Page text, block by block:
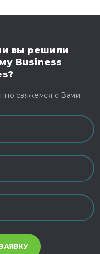
вы решили
Business
свяжемся с Вами.